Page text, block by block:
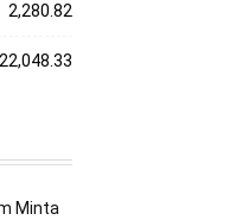
2,280.82
22,048.33
Minta